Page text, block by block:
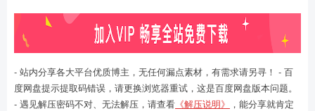
- 站内分享各大平台优质博主，无任何漏点素材，有需求请另寻！ - 百
度网盘提示提取码错误，请更换浏览器重试，这是百度网盘版本问题。
- 遇见解压密码不对、无法解压，请查看 《解压说明》
，能分享就肯定